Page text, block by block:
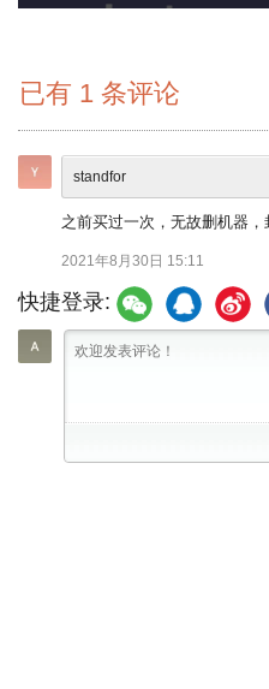
已有 1 条评论
standfor
之前买过一次，无故删机器
2021年8月30日 15:11
快捷登录: